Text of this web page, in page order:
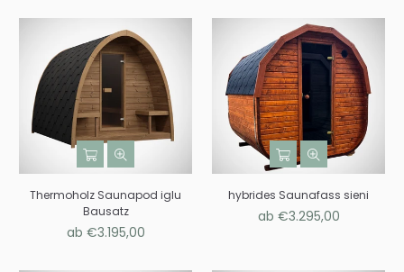
Thermoholz Saunapod iglu
Bausatz
ab €3.195,00
hybrides Saunafass sieni
ab €3.295,00